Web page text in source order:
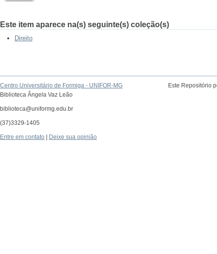
Este item aparece na(s) seguinte(s) coleção(s)
Direito
Centro Universitário de Formiga - UNIFOR-MG
Biblioteca Ângela Vaz Leão
biblioteca@uniformg.edu.br
(37)3329-1405
Este Repositório
Entre em contato Deixe sua opinião